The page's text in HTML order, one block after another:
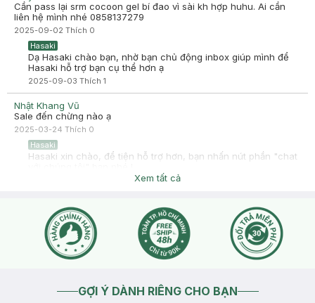
chịu còn toner lúc lên mặt thì siêu mát nhưng có gây chút kích
ứng nhẹ ở vùng mụn lúc mới dùng vì thành phần sản phẩm có
nia 4% nhưng dùng lâu thì da mặt quen dần, giúp giảm kha khá
tình trạng tiết dầu thừa và hỗ trợ làm giảm sợi bã nhờn hiệu quả.
sản phẩm tốt đáng trải nghiệm ạ!!
Cần pass lại srm cocoon gel bí đao vì sài kh hợp huhu. Ai cần
liên hệ mình nhé 0858137279
2025-09-02 Thích 0
Hasaki
Dạ Hasaki chào bạn, nhờ bạn chủ động inbox giúp mình để
Hasaki hỗ trợ bạn cụ thể hơn ạ
2025-09-03 Thích 1
Nhật Khang Vũ
Sale đến chừng nào ạ
2025-03-24 Thích 0
Hasaki
Hasaki xin chào, để tiện hỗ trợ hơn, bạn nhấn nút phần "chat
Xem tất cả
GỢI Ý DÀNH RIÊNG CHO BẠN